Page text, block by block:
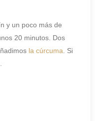
y un poco más de
20 minutos. Dos
la cúrcuma . Si